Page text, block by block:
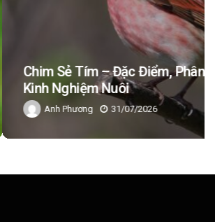
– Đặc Điểm, Phân Loại Và
Nuôi
31/07/2026